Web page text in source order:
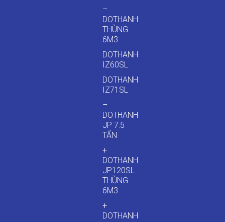
–
DOTHANH
THÙNG
6M3
DOTHANH
IZ60SL
DOTHANH
IZ71SL
–
DOTHANH
JP 7.5
TẤN
+
DOTHANH
JP120SL
THÙNG
6M3
+
DOTHANH